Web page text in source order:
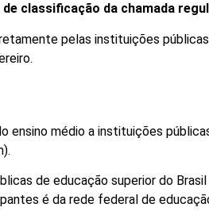
classificação da chamada
pelas instituições
ensino médio a instituições
de educação superior do Brasil
é da rede federal de